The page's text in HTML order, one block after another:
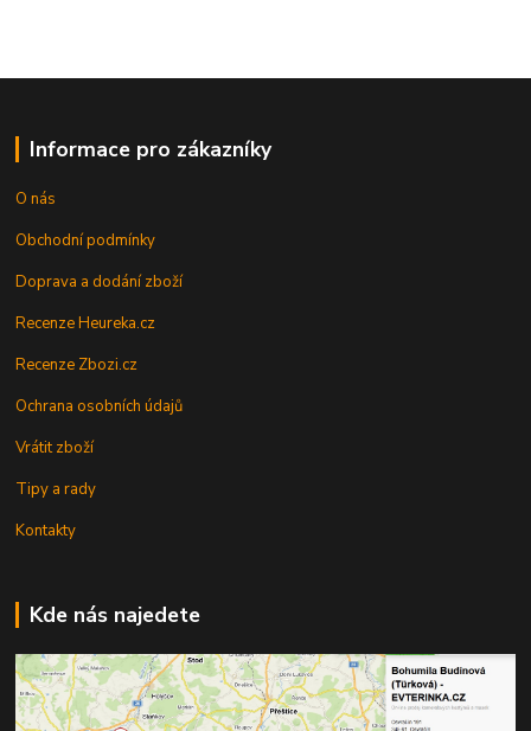
Informace pro zákazníky
O nás
Obchodní podmínky
Doprava a dodání zboží
Recenze Heureka.cz
Recenze Zbozi.cz
Ochrana osobních údajů
Vrátit zboží
Tipy a rady
Kontakty
Kde nás najedete